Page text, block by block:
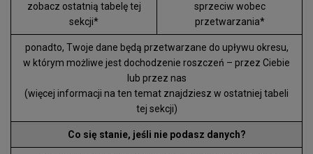
zobacz ostatnią tabelę tej
sekcji*
sprzeciw wobec
przetwarzania*
ponadto, Twoje dane będą przetwarzane do upływu okresu,
w którym możliwe jest dochodzenie roszczeń – przez Ciebie
lub przez nas
(więcej informacji na ten temat znajdziesz w ostatniej tabeli
tej sekcji)
Co się stanie, jeśli nie podasz danych?